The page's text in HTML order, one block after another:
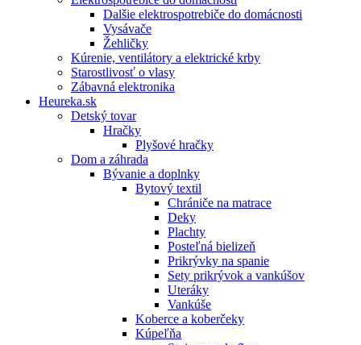
Dalšie elektrospotrebiče do domácnosti
Vysávače
Žehličky
Kúrenie, ventilátory a elektrické krby
Starostlivosť o vlasy
Zábavná elektronika
Heureka.sk
Detský tovar
Hračky
Plyšové hračky
Dom a záhrada
Bývanie a doplnky
Bytový textil
Chrániče na matrace
Deky
Plachty
Posteľná bielizeň
Prikrývky na spanie
Sety prikrývok a vankúšov
Uteráky
Vankúše
Koberce a koberčeky
Kúpeľňa